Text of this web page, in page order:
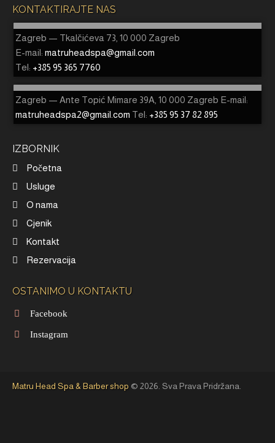
KONTAKTIRAJTE NAS
Zagreb — Tkalčićeva 73, 10 000 Zagreb
E-mail: matruheadspa@gmail.com
Tel: +385 95 365 7760
Zagreb — Ante Topić Mimare 39A, 10 000 Zagreb E-mail:
matruheadspa2@gmail.com Tel: +385 95 37 82 895
IZBORNIK
Početna
Usluge
O nama
Cjenik
Kontakt
Rezervacija
OSTANIMO U KONTAKTU
Facebook
Instagram
Matru Head Spa & Barber shop © 2026. Sva Prava Pridržana.